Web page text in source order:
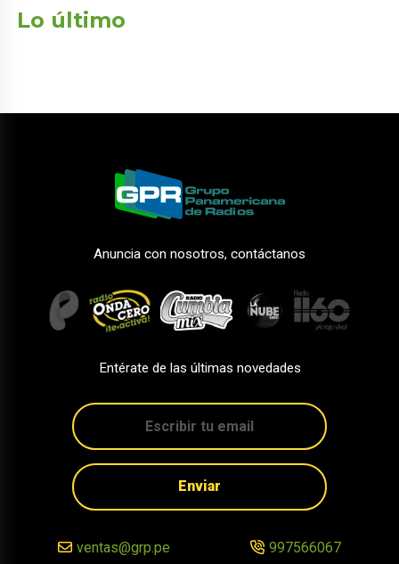
Lo último
Anuncia con nosotros, contáctanos
Entérate de las últimas novedades
Enviar
ventas@grp.pe 997566067